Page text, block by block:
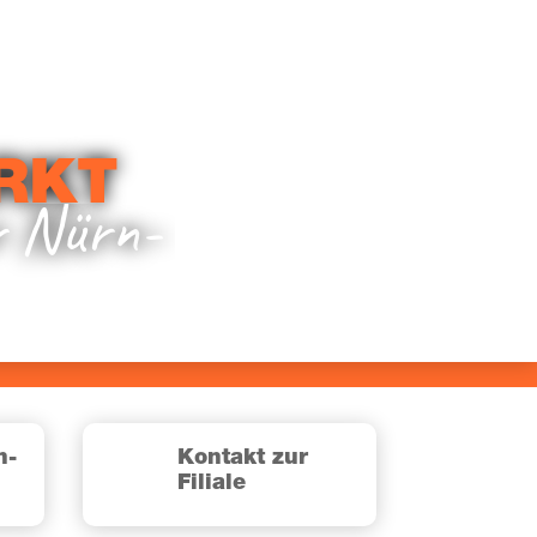
Nürn­
Kon­takt zur
Filiale